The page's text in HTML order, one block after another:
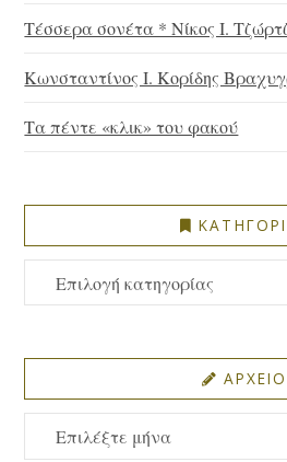
Τέσσερα σονέτα * Νίκος Ι.
Κωνσταντίνος Ι. Κορίδης
Τα πέντε «κλικ» του φακού
ΚΑΤΗΓΟΡΙΕΣ
ΑΡΧΕΙΟ
ΑΡΧΕΙΟ